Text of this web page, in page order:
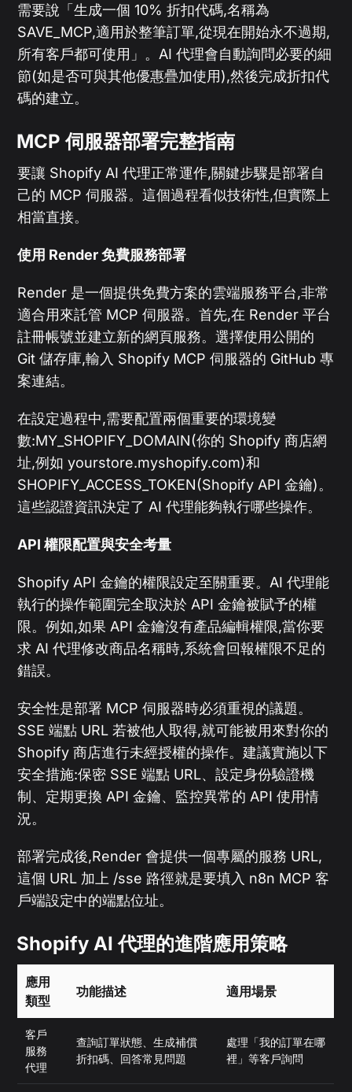
需要說「生成一個 10% 折扣代碼,名稱為
SAVE_MCP,適用於整筆訂單,從現在開始永不過期,
所有客戶都可使用」。AI 代理會自動詢問必要的細
節(如是否可與其他優惠疊加使用),然後完成折扣代
碼的建立。
MCP 伺服器部署完整指南
要讓 Shopify AI 代理正常運作,關鍵步驟是部署自
己的 MCP 伺服器。這個過程看似技術性,但實際上
相當直接。
使用 Render 免費服務部署
Render 是一個提供免費方案的雲端服務平台,非常
適合用來託管 MCP 伺服器。首先,在 Render 平台
註冊帳號並建立新的網頁服務。選擇使用公開的
Git 儲存庫,輸入 Shopify MCP 伺服器的 GitHub 專
案連結。
在設定過程中,需要配置兩個重要的環境變
數:MY_SHOPIFY_DOMAIN(你的 Shopify 商店網
址,例如 yourstore.myshopify.com)和
SHOPIFY_ACCESS_TOKEN(Shopify API 金鑰)。
這些認證資訊決定了 AI 代理能夠執行哪些操作。
API 權限配置與安全考量
Shopify API 金鑰的權限設定至關重要。AI 代理能
執行的操作範圍完全取決於 API 金鑰被賦予的權
限。例如,如果 API 金鑰沒有產品編輯權限,當你要
求 AI 代理修改商品名稱時,系統會回報權限不足的
錯誤。
安全性是部署 MCP 伺服器時必須重視的議題。
SSE 端點 URL 若被他人取得,就可能被用來對你的
Shopify 商店進行未經授權的操作。建議實施以下
安全措施:保密 SSE 端點 URL、設定身份驗證機
制、定期更換 API 金鑰、監控異常的 API 使用情
況。
部署完成後,Render 會提供一個專屬的服務 URL,
這個 URL 加上 /sse 路徑就是要填入 n8n MCP 客
戶端設定中的端點位址。
Shopify AI 代理的進階應用策略
應用
類型
功能描述 適用場景
客戶
服務
代理
查詢訂單狀態、生成補償
折扣碼、回答常見問題
處理「我的訂單在哪
裡」等客戶詢問